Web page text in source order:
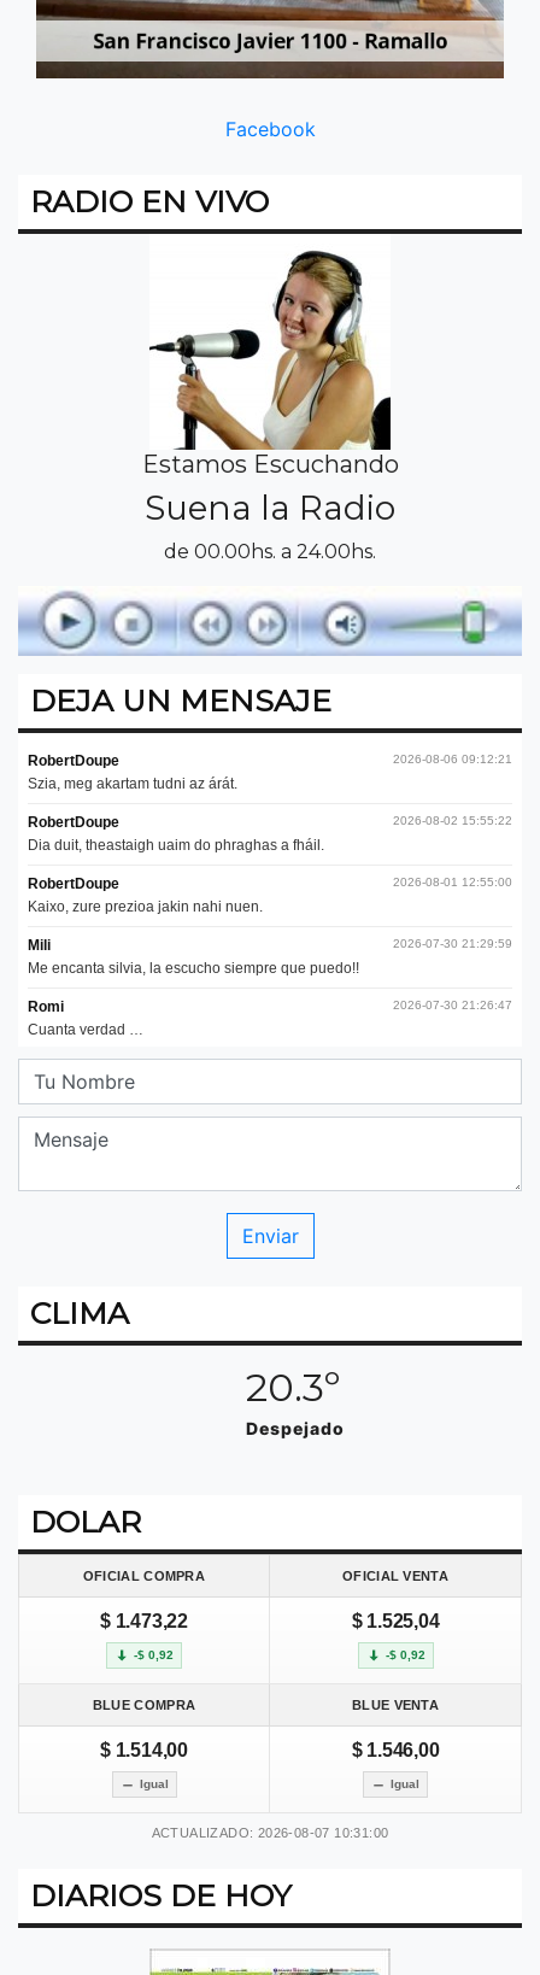
Facebook
RADIO EN VIVO
Estamos Escuchando
Suena la Radio
de 00.00hs. a 24.00hs.
DEJA UN MENSAJE
CLIMA
20.3º
Despejado
DOLAR
OFICIAL COMPRA OFICIAL VENTA
$ 1.473,22
-$ 0,92
$ 1.525,04
-$ 0,92
BLUE COMPRA BLUE VENTA
$ 1.514,00
Igual
$ 1.546,00
Igual
ACTUALIZADO: 2026-08-07 10:31:00
DIARIOS DE HOY